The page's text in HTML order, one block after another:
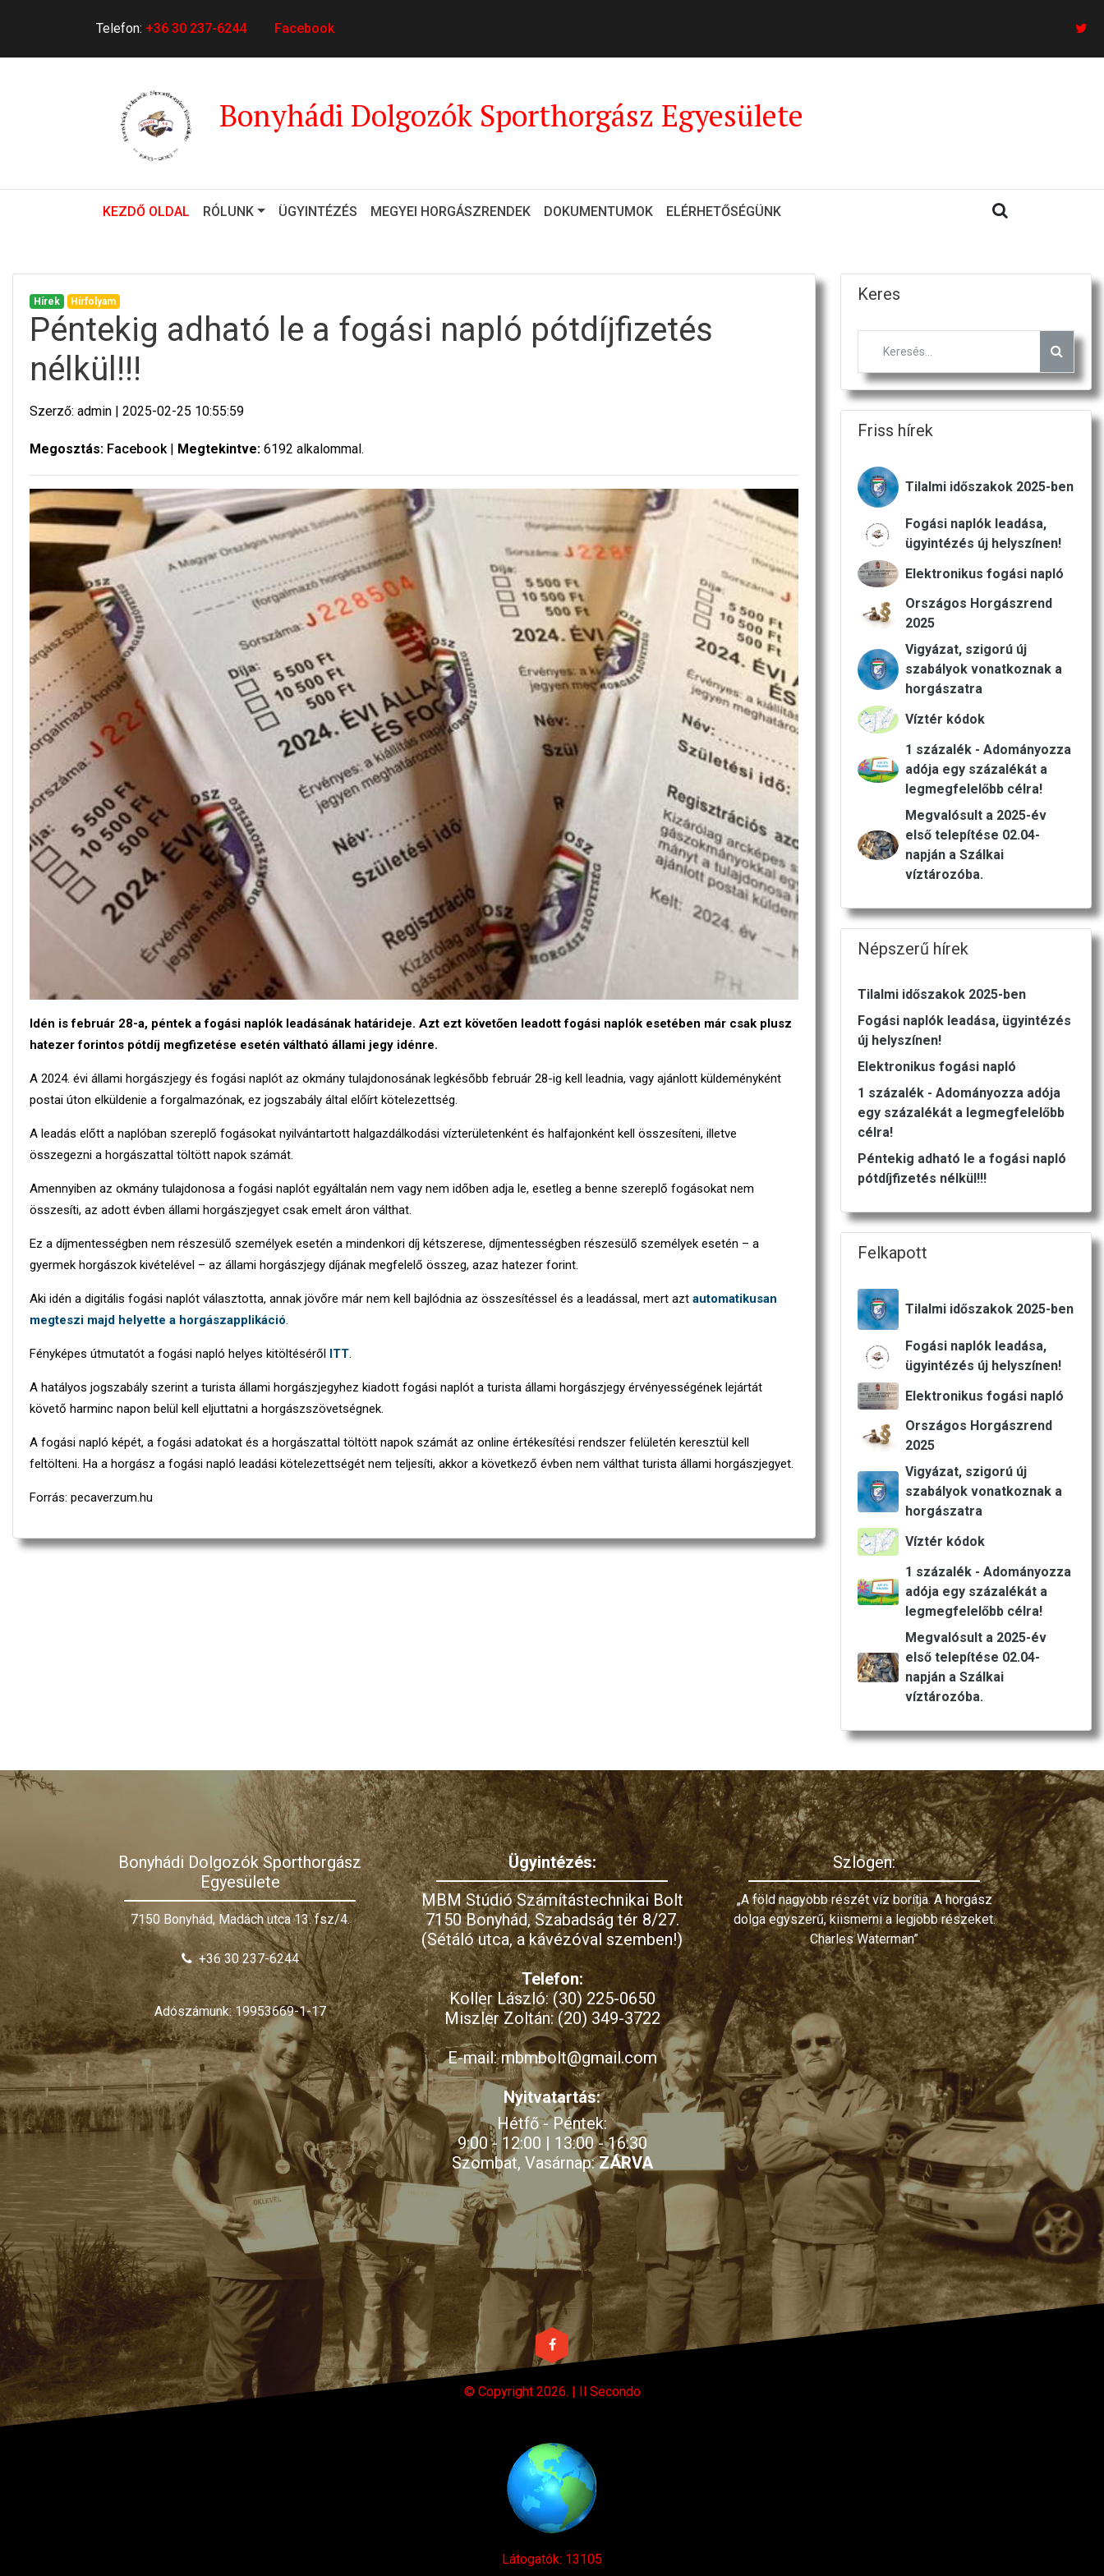
Telefon: +36 30 237-6244 Facebook
Bonyhádi Dolgozók Sporthorgász Egyesülete
KEZDŐ OLDAL (CURRENT)
RÓLUNK ÜGYINTÉZÉS MEGYEI HORGÁSZRENDEK DOKUMENTUMOK ELÉRHETŐSÉGÜNK
Hírek Hírfolyam
Péntekig adható le a fogási napló pótdíjfizetés
nélkül!!!
Szerző: admin | 2025-02-25 10:55:59
Megosztás: Facebook| Megtekintve: 6192 alkalommal.
Idén is február 28-a, péntek a fogási naplók leadásának határideje. Azt ezt követően leadott fogási naplók esetében már csak plusz
hatezer forintos pótdíj megfizetése esetén váltható állami jegy idénre.
A 2024. évi állami horgászjegy és fogási naplót az okmány tulajdonosának legkésőbb február 28-ig kell leadnia, vagy ajánlott küldeményként
postai úton elküldenie a forgalmazónak, ez jogszabály által előírt kötelezettség.
A leadás előtt a naplóban szereplő fogásokat nyilvántartott halgazdálkodási vízterületenként és halfajonként kell összesíteni, illetve
összegezni a horgászattal töltött napok számát.
Amennyiben az okmány tulajdonosa a fogási naplót egyáltalán nem vagy nem időben adja le, esetleg a benne szereplő fogásokat nem
összesíti, az adott évben állami horgászjegyet csak emelt áron válthat.
Ez a díjmentességben nem részesülő személyek esetén a mindenkori díj kétszerese, díjmentességben részesülő személyek esetén – a
gyermek horgászok kivételével – az állami horgászjegy díjának megfelelő összeg, azaz hatezer forint.
Aki idén a digitális fogási naplót választotta, annak jövőre már nem kell bajlódnia az összesítéssel és a leadással, mert azt automatikusan
megteszi majd helyette a horgászapplikáció.
Fényképes útmutatót a fogási napló helyes kitöltéséről ITT.
A hatályos jogszabály szerint a turista állami horgászjegyhez kiadott fogási naplót a turista állami horgászjegy érvényességének lejártát
követő harminc napon belül kell eljuttatni a horgászszövetségnek.
A fogási napló képét, a fogási adatokat és a horgászattal töltött napok számát az online értékesítési rendszer felületén keresztül kell
feltölteni. Ha a horgász a fogási napló leadási kötelezettségét nem teljesíti, akkor a következő évben nem válthat turista állami horgászjegyet.
Forrás: pecaverzum.hu
Keres
Friss hírek
Tilalmi időszakok 2025-ben
Fogási naplók leadása,
ügyintézés új helyszínen!
Elektronikus fogási napló
Országos Horgászrend
2025
Vigyázat, szigorú új
szabályok vonatkoznak a
horgászatra
Víztér kódok
1 százalék - Adományozza
adója egy százalékát a
legmegfelelőbb célra!
Megvalósult a 2025-év
első telepítése 02.04-
napján a Szálkai
víztározóba.
Népszerű hírek
Tilalmi időszakok 2025-ben
Fogási naplók leadása, ügyintézés
új helyszínen!
Elektronikus fogási napló
1 százalék - Adományozza adója
egy százalékát a legmegfelelőbb
célra!
Péntekig adható le a fogási napló
pótdíjfizetés nélkül!!!
Felkapott
Tilalmi időszakok 2025-ben
Fogási naplók leadása,
ügyintézés új helyszínen!
Elektronikus fogási napló
Országos Horgászrend
2025
Vigyázat, szigorú új
szabályok vonatkoznak a
horgászatra
Víztér kódok
1 százalék - Adományozza
adója egy százalékát a
legmegfelelőbb célra!
Megvalósult a 2025-év
első telepítése 02.04-
napján a Szálkai
víztározóba.
Bonyhádi Dolgozók Sporthorgász
Egyesülete
7150 Bonyhád, Madách utca 13. fsz/4.
+36 30 237-6244
Adószámunk: 19953669-1-17
Ügyintézés:
MBM Stúdió Számítástechnikai Bolt
7150 Bonyhád, Szabadság tér 8/27.
(Sétáló utca, a kávézóval szemben!)
Telefon:
Koller László: (30) 225-0650
Miszler Zoltán: (20) 349-3722
E-mail: mbmbolt@gmail.com
Nyitvatartás:
Hétfő - Péntek:
9:00 - 12:00 | 13:00 - 16:30
Szombat, Vasárnap:ZÁRVA
Szlogen:
„A föld nagyobb részét víz borítja. A horgász
dolga egyszerű, kiismerni a legjobb részeket.
Charles Waterman”
© Copyright 2026. | Il Secondo
Látogatók: 13105